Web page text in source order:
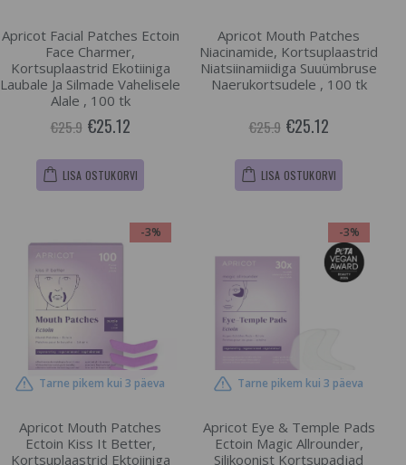
Apricot Facial Patches Ectoin
Face Charmer,
Kortsuplaastrid Ekotiiniga
Laubale Ja Silmade Vahelisele
Alale , 100 tk
€25.9 €25.12
LISA OSTUKORVI
Apricot Mouth Patches
Niacinamide, Kortsuplaastrid
Niatsiinamiidiga Suuümbruse
Naerukortsudele , 100 tk
€25.9 €25.12
LISA OSTUKORVI
-3%
Tarne pikem kui 3 päeva
Apricot Mouth Patches
Ectoin Kiss It Better,
Kortsuplaastrid Ektoiiniga
-3%
Tarne pikem kui 3 päeva
Apricot Eye & Temple Pads
Ectoin Magic Allrounder,
Silikoonist Kortsupadjad